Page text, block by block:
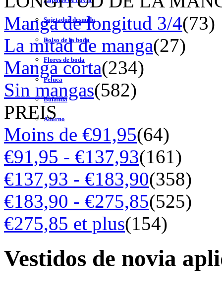
Sujetador desnudo
Bolso de la boda
Flores de boda
Peluca
Bufanda
Adorno
Manga de longitud 3/4(73)
La mitad de manga(27)
Manga corta(234)
Sin mangas(582)
PREIS
Moins de €91,95(64)
€91,95 - €137,93(161)
€137,93 - €183,90(358)
€183,90 - €275,85(525)
€275,85 et plus(154)
Vestidos de novia